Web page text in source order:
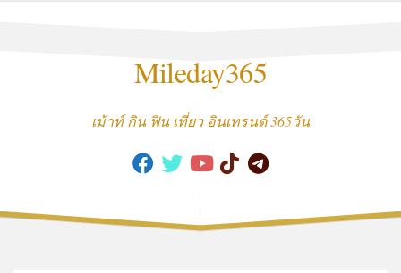
Mileday365
เม้าท์ กิน ฟิน เที่ยว อินเทรนด์ 365วัน